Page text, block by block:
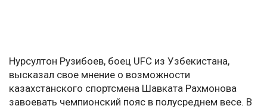
Нурсултон Рузибоев, боец UFC из Узбекистана,
высказал свое мнение о возможности
казахстанского спортсмена Шавката Рахмонова
завоевать чемпионский пояс в полусреднем весе. В